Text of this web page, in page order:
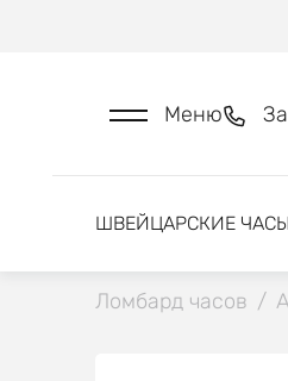
Меню
ШВЕЙЦАРСКИЕ ЧАСЫ
Ломбард часов /